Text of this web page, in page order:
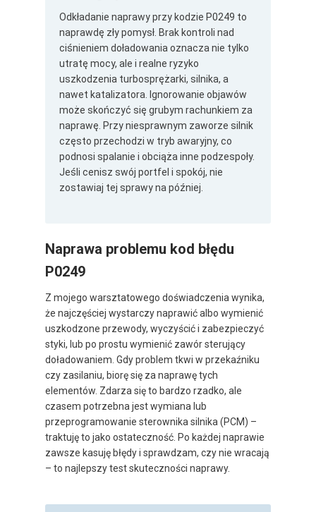
Odkładanie naprawy przy kodzie P0249 to
naprawdę zły pomysł. Brak kontroli nad
ciśnieniem doładowania oznacza nie tylko
utratę mocy, ale i realne ryzyko
uszkodzenia turbosprężarki, silnika, a
nawet katalizatora. Ignorowanie objawów
może skończyć się grubym rachunkiem za
naprawę. Przy niesprawnym zaworze silnik
często przechodzi w tryb awaryjny, co
podnosi spalanie i obciąża inne podzespoły.
Jeśli cenisz swój portfel i spokój, nie
zostawiaj tej sprawy na później.
Naprawa problemu kod błędu
P0249
Z mojego warsztatowego doświadczenia wynika,
że najczęściej wystarczy naprawić albo wymienić
uszkodzone przewody, wyczyścić i zabezpieczyć
styki, lub po prostu wymienić zawór sterujący
doładowaniem. Gdy problem tkwi w przekaźniku
czy zasilaniu, biorę się za naprawę tych
elementów. Zdarza się to bardzo rzadko, ale
czasem potrzebna jest wymiana lub
przeprogramowanie sterownika silnika (PCM) –
traktuję to jako ostateczność. Po każdej naprawie
zawsze kasuję błędy i sprawdzam, czy nie wracają
– to najlepszy test skuteczności naprawy.